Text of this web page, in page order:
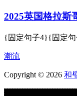
2025英国格拉斯
{固定句子4}{固定
潮流
Copyright © 2026 和